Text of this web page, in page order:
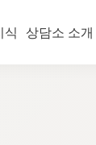
식 상담소 소개